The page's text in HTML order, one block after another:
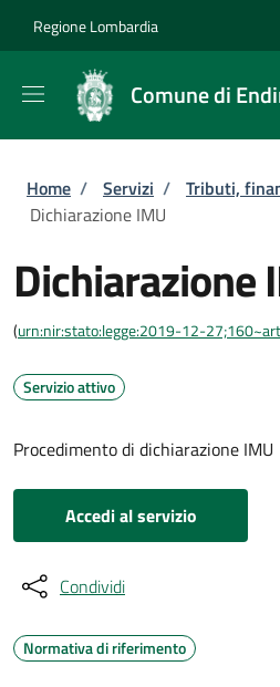
Regione Lombardia
Comune di
Briciole di pane
Home / Servizi / Tributi,
Dichiarazione IMU
Dichiarazione
(urn:nir:stato:legge:2019-12-
Servizio attivo
Procedimento di dichiarazione IMU
Accedi al servizio
Condividi
Normativa di riferimento